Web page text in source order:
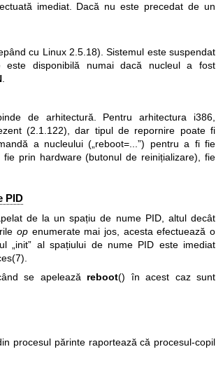
imediat. Dacă nu este precedat de un
cu Linux 2.5.18). Sistemul este suspendat
este disponibilă numai dacă nucleul a fost
.
de arhitectură. Pentru arhitectura i386,
(2.1.122), dar tipul de repornire poate fi
a nucleului („reboot=...”) pentru a fi fie
fie prin hardware (butonul de reinițializare), fie
PID
de la un spațiu de nume PID, altul decât
op enumerate mai jos, acesta efectuează o
„init” al spațiului de nume PID este imediat
se apelează reboot() în acest caz sunt
procesul părinte raportează că procesul-copil